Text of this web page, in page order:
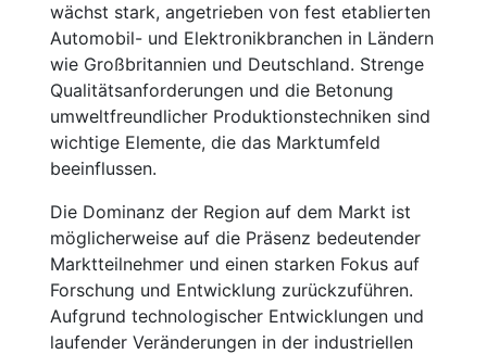
wächst stark, angetrieben von fest etablierten
Automobil- und Elektronikbranchen in Ländern
wie Großbritannien und Deutschland. Strenge
Qualitätsanforderungen und die Betonung
umweltfreundlicher Produktionstechniken sind
wichtige Elemente, die das Marktumfeld
beeinflussen.
Die Dominanz der Region auf dem Markt ist
möglicherweise auf die Präsenz bedeutender
Marktteilnehmer und einen starken Fokus auf
Forschung und Entwicklung zurückzuführen.
Aufgrund technologischer Entwicklungen und
laufender Veränderungen in der industriellen